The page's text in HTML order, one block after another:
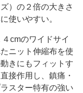
）の２倍の大きさ
使いやすい。
cmのワイドサイ
ニット伸縮布を使
きにもフィットす
接作用し、鎮痛・
スター特有の強い